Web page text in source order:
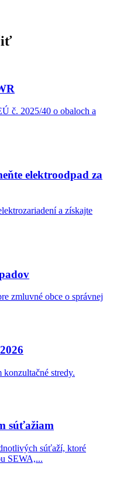
č. 2025/40 o obaloch a
elektroodpad za
a získajte
zmluvné obce o správnej
stredy.
súťažiam
súťaží, ktoré
SEWA,...